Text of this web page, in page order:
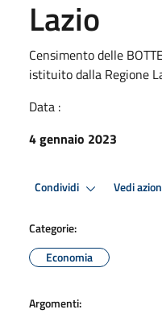
Lazio
Censimento delle
istituito dalla Regione
Data :
4 gennaio 2023
Condividi Vedi
Categorie:
Economia
Argomenti: